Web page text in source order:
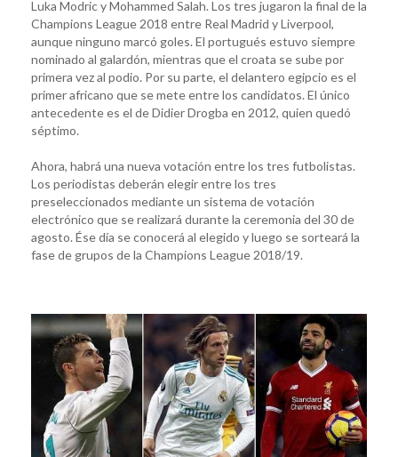
Luka Modric y Mohammed Salah. Los tres jugaron la final de la
Champions League 2018 entre Real Madrid y Liverpool,
aunque ninguno marcó goles. El portugués estuvo siempre
nominado al galardón, mientras que el croata se sube por
primera vez al podio. Por su parte, el delantero egipcio es el
primer africano que se mete entre los candidatos. El único
antecedente es el de Didier Drogba en 2012, quien quedó
séptimo.
Ahora, habrá una nueva votación entre los tres futbolistas.
Los periodistas deberán elegir entre los tres
preseleccionados mediante un sistema de votación
electrónico que se realizará durante la ceremonia del 30 de
agosto. Ése día se conocerá al elegido y luego se sorteará la
fase de grupos de la Champions League 2018/19.